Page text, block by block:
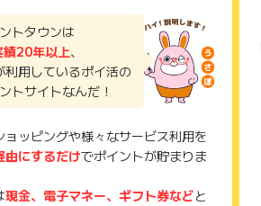
状態でお問い合わせされる際に、該当の
場合がございます。
れた場合は対応いたしかねますので、
トタウンは
績20年以上、
利用しているポイ活の
トサイトなんだ！
ョッピングや様々なサービス利用を
由にするだけでポイントが貯まりま
現金、電子マネー、ギフト券などと